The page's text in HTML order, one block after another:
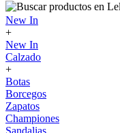
New In
+
New In
Calzado
+
Botas
Borcegos
Zapatos
Championes
Sandalias